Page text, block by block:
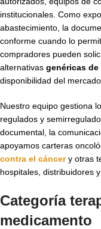
institucionales. Como
abastecimiento, la
conforme cuando lo
compradores pueden
alternativas genéricas de
disponibilidad del
Nuestro equipo gestiona
regulados y
documental, la
apoyamos carteras
contra el cáncery otras
hospitales, distribuidores
Categoría
medicamento